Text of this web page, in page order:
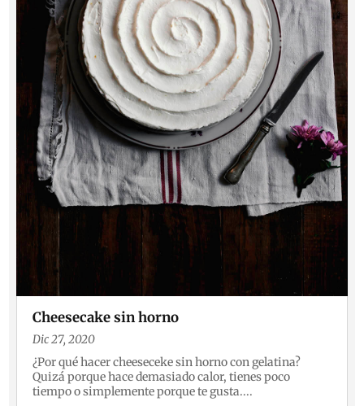
Cheesecake sin horno
Dic 27, 2020
¿Por qué hacer cheeseceke sin horno con gelatina?
Quizá porque hace demasiado calor, tienes poco
tiempo o simplemente porque te gusta....